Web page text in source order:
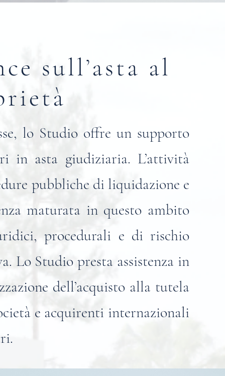
sull’asta al
lo Studio offre un supporto
in asta giudiziaria. L’attività
pubbliche di liquidazione e
maturata in questo ambito
procedurali e di rischio
Lo Studio presta assistenza in
dell’acquisto alla tutela
e acquirenti internazionali